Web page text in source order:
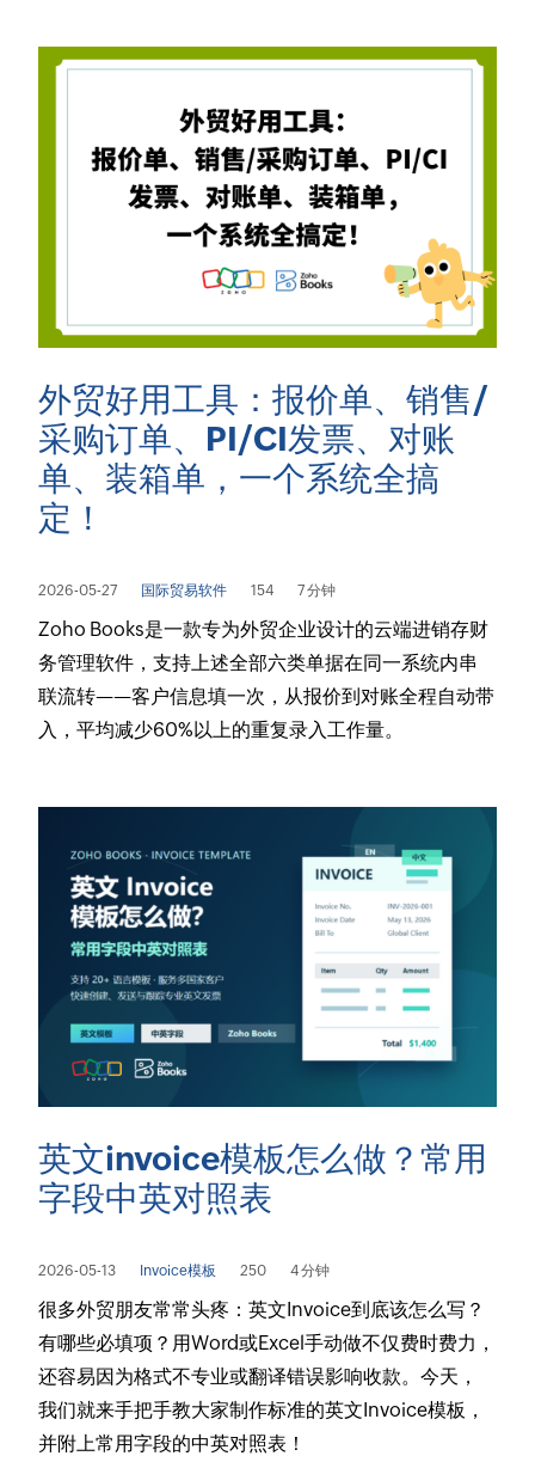
外贸好用工具：报价单、销售/
采购订单、PI/CI发票、对账
单、装箱单，一个系统全搞
定！
2026-05-27 国际贸易软件 154 7 分钟
Zoho Books是一款专为外贸企业设计的云端进销存财
务管理软件，支持上述全部六类单据在同一系统内串
联流转——客户信息填一次，从报价到对账全程自动带
入，平均减少60%以上的重复录入工作量。
英文invoice模板怎么做？常用
字段中英对照表
2026-05-13 Invoice模板 250 4 分钟
很多外贸朋友常常头疼：英文Invoice到底该怎么写？
有哪些必填项？用Word或Excel手动做不仅费时费力，
还容易因为格式不专业或翻译错误影响收款。今天，
我们就来手把手教大家制作标准的英文Invoice模板，
并附上常用字段的中英对照表！